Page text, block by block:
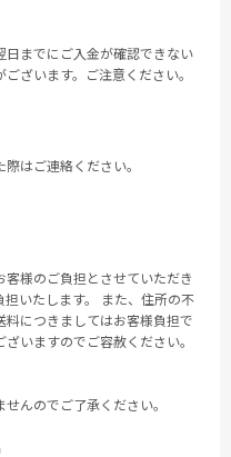
日までにご入金が確認できない
ざいます。ご注意ください。
はご連絡ください。
様のご負担とさせていただき
いたします。 また、住所の不
につきましてはお客様負担で
いますのでご容赦ください。
んのでご了承ください。